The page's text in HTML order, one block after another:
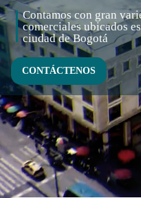
Contamos con gran
comerciales ubicados
ciudad de Bogotá
CONTÁCTENOS